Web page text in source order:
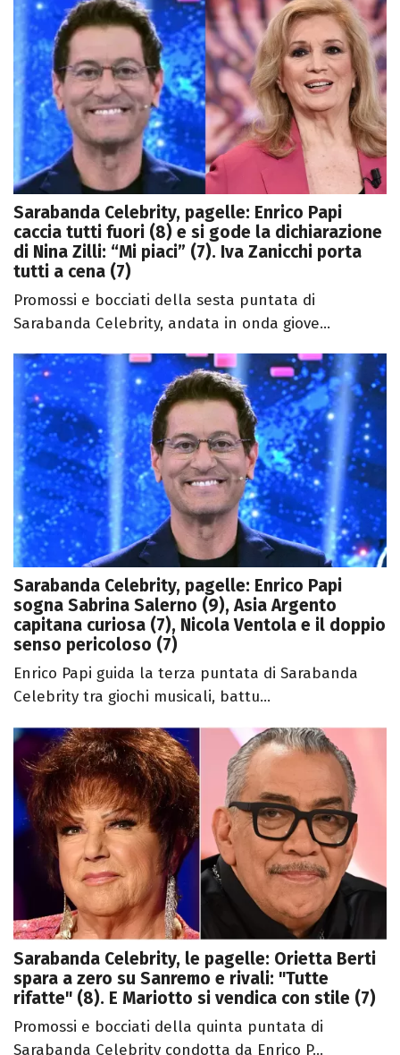
Sarabanda Celebrity, pagelle: Enrico Papi
caccia tutti fuori (8) e si gode la dichiarazione
di Nina Zilli: “Mi piaci” (7). Iva Zanicchi porta
tutti a cena (7)
Promossi e bocciati della sesta puntata di
Sarabanda Celebrity, andata in onda giove...
Sarabanda Celebrity, pagelle: Enrico Papi
sogna Sabrina Salerno (9), Asia Argento
capitana curiosa (7), Nicola Ventola e il doppio
senso pericoloso (7)
Enrico Papi guida la terza puntata di Sarabanda
Celebrity tra giochi musicali, battu...
Sarabanda Celebrity, le pagelle: Orietta Berti
spara a zero su Sanremo e rivali: "Tutte
rifatte" (8). E Mariotto si vendica con stile (7)
Promossi e bocciati della quinta puntata di
Sarabanda Celebrity condotta da Enrico P...